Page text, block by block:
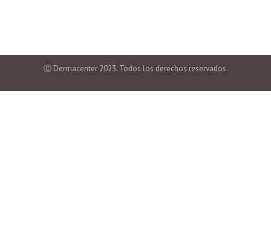
Ⓒ Dermacenter 2023. Todos los derechos reservados.